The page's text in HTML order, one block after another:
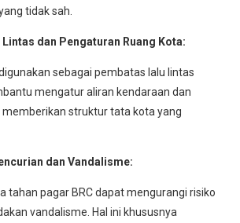
tidak sah.
dan Pengaturan Ruang Kota:
sebagai pembatas lalu lintas
mengatur aliran kendaraan dan
memberikan struktur tata kota yang
dan Vandalisme:
tahan pagar BRC dapat mengurangi risiko
vandalisme. Hal ini khususnya